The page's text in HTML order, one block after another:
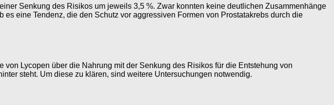
Senkung des Risikos um jeweils 3,5 %. Zwar konnten keine deutlichen Zusammenhänge
eine Tendenz, die den Schutz vor aggressiven Formen von Prostatakrebs durch die
Lycopen über die Nahrung mit der Senkung des Risikos für die Entstehung von
steht. Um diese zu klären, sind weitere Untersuchungen notwendig.